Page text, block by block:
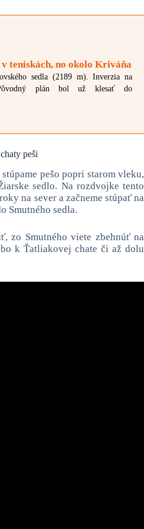
teniskách, no okolo Kriváňa
sedla (2189 m). Inverzia na
plán bol už klesať do
peši
pešo popri starom vleku,
sedlo. Na rozdvojke tento
na sever a začneme stúpať na
Smutného sedla.
zo Smutného viete zbehnúť na
k Ťatliakovej chate či až dolu